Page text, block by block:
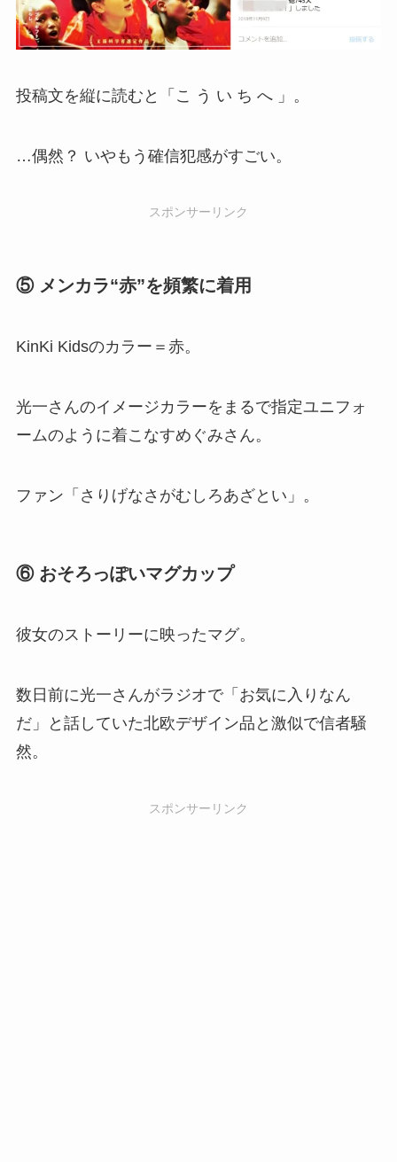
投稿文を縦に読むと「こ う い ち へ 」。
…偶然？ いやもう確信犯感がすごい。
スポンサーリンク
⑤ メンカラ“赤”を頻繁に着用
KinKi Kidsのカラー＝赤。
光一さんのイメージカラーをまるで指定ユニフォ
ームのように着こなすめぐみさん。
ファン「さりげなさがむしろあざとい」。
⑥ おそろっぽいマグカップ
彼女のストーリーに映ったマグ。
数日前に光一さんがラジオで「お気に入りなん
だ」と話していた北欧デザイン品と激似で信者騒
然。
スポンサーリンク